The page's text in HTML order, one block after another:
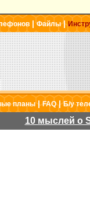
|Файлы|
планы|FAQ|Б/у
10 мыслей о